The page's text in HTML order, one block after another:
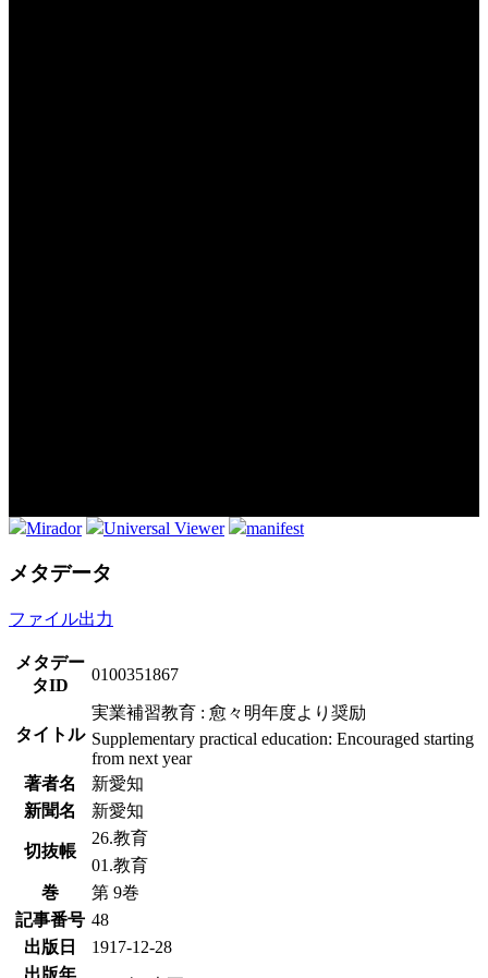
Mirador Universal Viewer manifest
メタデータ
ファイル出力
メタデー
タID
0100351867
タイトル
実業補習教育 : 愈々明年度より奨励
Supplementary practical education: Encouraged starting
from next year
著者名
新愛知
新聞名
新愛知
切抜帳
26.教育
01.教育
巻
第 9巻
記事番号 48
出版日
1917-12-28
出版年